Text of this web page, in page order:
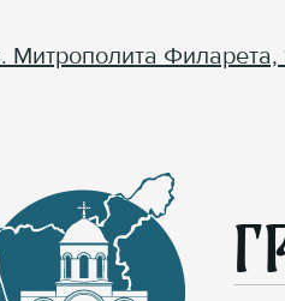
Митрополита Филарета,